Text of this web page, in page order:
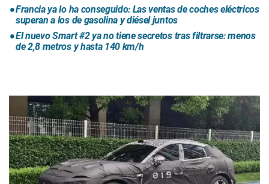
Francia ya lo ha conseguido: Las ventas de coches eléctricos
superan a los de gasolina y diésel juntos
El nuevo Smart #2 ya no tiene secretos tras filtrarse: menos
de 2,8 metros y hasta 140 km/h